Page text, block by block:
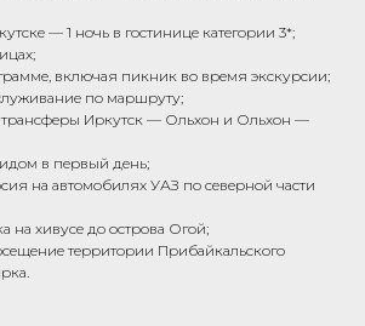
— 1 ночь в гостинице категории 3*;
включая пикник во время экскурсии;
по маршруту;
Иркутск — Ольхон и Ольхон —
в первый день;
на автомобилях УАЗ по северной части
на хивусе до острова Огой;
территории Прибайкальского